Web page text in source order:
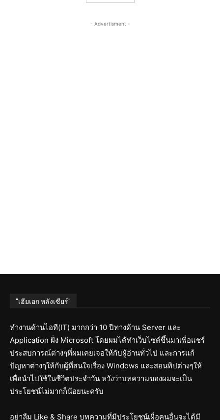
- Advertisment -
"เฮียเอก หลังเซียร์"
ทำงานด้านไอที(IT) มากกว่า 10 ปีทางด้าน Server และ
Application ฝั่ง Microsoft โดยผมได้ทำเว็บไซต์ขึ้นมาเพื่อแชร์
ประสบการณ์ต่างๆที่ผมเคยเจอให้กับผู้อ่านทั่วไป และการแก้
ปัญหาต่างๆให้กับผู้ที่สนใจเรื่อง Windows และสอนทิปต่างๆให้
เพื่อนำไปใช้ในชีวิตประจำวัน หวังว่าบทความของผมจะเป็น
ประโยชน์ไม่มากก็น้อยนะครับ
อย่าลืม Like & Share บทความที่มีประโยชน์เผื่อคนอื่นจะได้มี